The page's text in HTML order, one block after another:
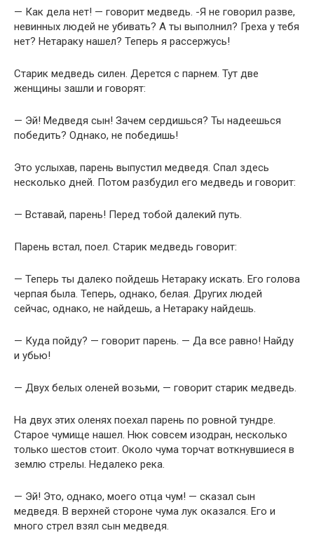
— Как дела нет! — говорит медведь. -Я не говорил разве,
невинных людей не убивать? А ты выполнил? Греха у тебя
нет? Нетараку нашел? Теперь я рассержусь!
Старик медведь силен. Дерется с парнем. Тут две
женщины зашли и говорят:
— Эй! Медведя сын! Зачем сердишься? Ты надеешься
победить? Однако, не победишь!
Это услыхав, парень выпустил медведя. Спал здесь
несколько дней. Потом разбудил его медведь и говорит:
— Вставай, парень! Перед тобой далекий путь.
Парень встал, поел. Старик медведь говорит:
— Теперь ты далеко пойдешь Нетараку искать. Его голова
черпая была. Теперь, однако, белая. Других людей
сейчас, однако, не найдешь, а Нетараку найдешь.
— Куда пойду? — говорит парень. — Да все равно! Найду
и убью!
— Двух белых оленей возьми, — говорит старик медведь.
На двух этих оленях поехал парень по ровной тундре.
Старое чумище нашел. Нюк совсем изодран, несколько
только шестов стоит. Около чума торчат воткнувшиеся в
землю стрелы. Недалеко река.
— Эй! Это, однако, моего отца чум! — сказал сын
медведя. В верхней стороне чума лук оказался. Его и
много стрел взял сын медведя.